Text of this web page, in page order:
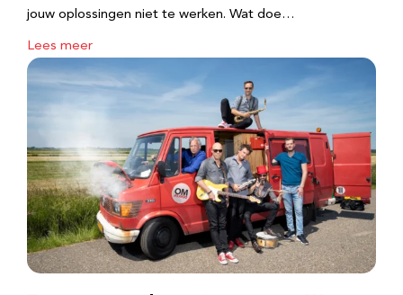
jouw oplossingen niet te werken. Wat doe…
Lees meer